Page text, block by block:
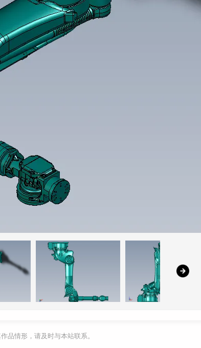
品情形，请及时与本站联系。